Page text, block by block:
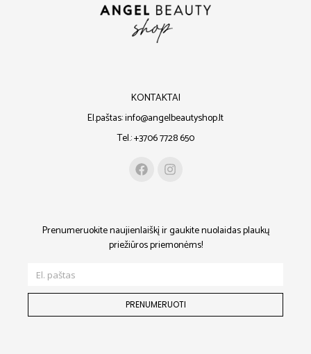
KONTAKTAI
El.paštas: info@angelbeautyshop.lt
Tel.: +3706 7728 650
Prenumeruokite naujienlaiškį ir gaukite nuolaidas plaukų
priežiūros priemonėms!
PRENUMERUOTI